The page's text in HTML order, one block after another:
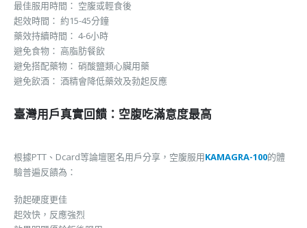
最佳服用時間： 空腹或輕食後
起效時間： 約15-45分鐘
藥效持續時間： 4-6小時
避免食物： 高脂肪餐飲
避免搭配藥物： 硝酸鹽類心臟用藥
避免飲酒： 酒精會降低藥效及勃起反應
臺灣用戶真實回饋：空腹吃滿意度最高
根據PTT、Dcard等論壇匿名用戶分享，空腹服用KAMAGRA-100的體
驗普遍反饋為：
勃起硬度更佳
起效快，反應強烈